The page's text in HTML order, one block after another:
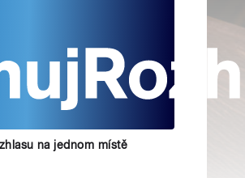
na jednom místě